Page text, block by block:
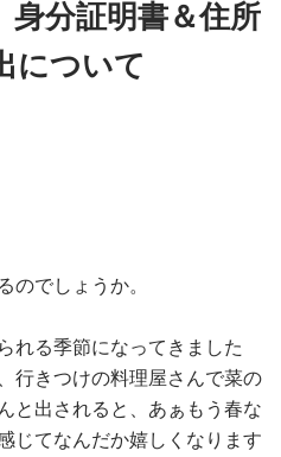
身分証明書＆住所
について
のでしょうか。
れる季節になってきました
行きつけの料理屋さんで菜の
と出されると、あぁもう春な
じてなんだか嬉しくなります